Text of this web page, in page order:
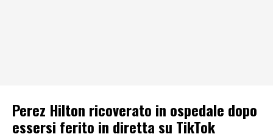
Perez Hilton ricoverato in ospedale dopo
essersi ferito in diretta su TikTok